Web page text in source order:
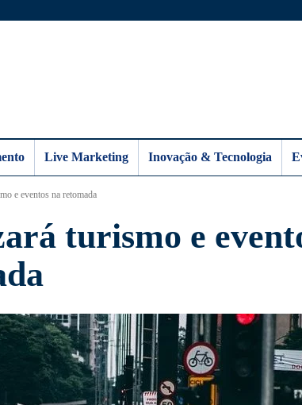
Live Marketing Inovação & Tecnologia
e eventos na retomada
turismo e